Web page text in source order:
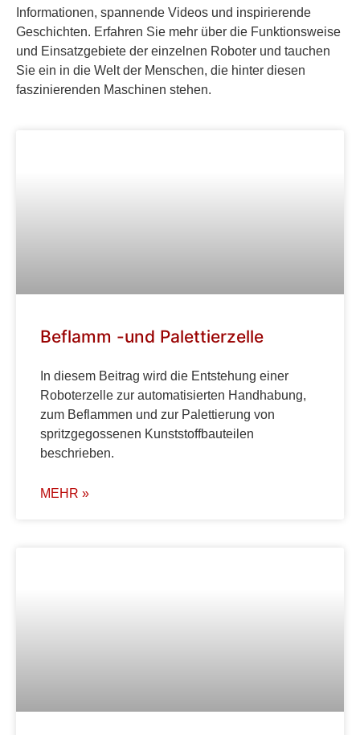
Informationen, spannende Videos und inspirierende
Geschichten. Erfahren Sie mehr über die Funktionsweise
und Einsatzgebiete der einzelnen Roboter und tauchen
Sie ein in die Welt der Menschen, die hinter diesen
faszinierenden Maschinen stehen.
Beflamm -und Palettierzelle
In diesem Beitrag wird die Entstehung einer
Roboterzelle zur automatisierten Handhabung,
zum Beflammen und zur Palettierung von
spritzgegossenen Kunststoffbauteilen
beschrieben.
MEHR »